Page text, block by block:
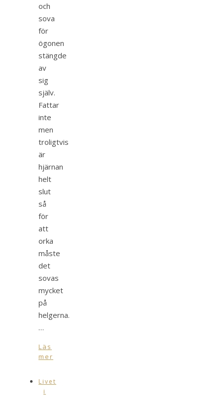
och
sova
för
ögonen
stängde
av
sig
själv.
Fattar
inte
men
troligtvis
är
hjärnan
helt
slut
så
för
att
orka
måste
det
sovas
mycket
på
helgerna.
…
Läs
mer
Livet
i